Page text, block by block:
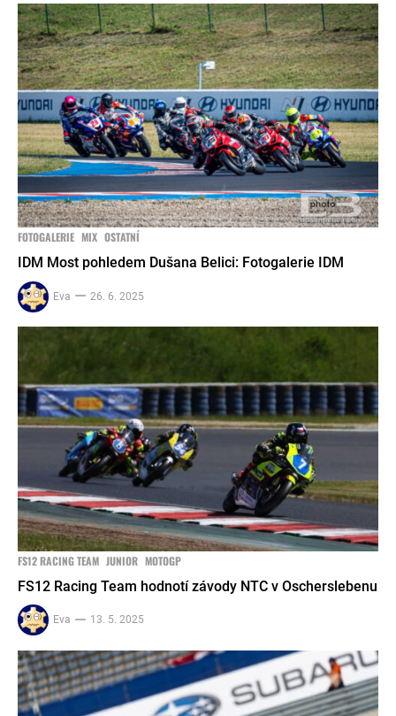
FOTOGALERIE MIX OSTATNÍ
IDM Most pohledem Dušana Belici: Fotogalerie IDM
Eva 26. 6. 2025
FS12 RACING TEAM JUNIOR MOTOGP
FS12 Racing Team hodnotí závody NTC v Oscherslebenu
Eva 13. 5. 2025